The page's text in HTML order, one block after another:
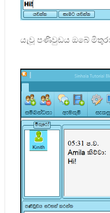
යැවූ පණිවුඩය ඔබේ